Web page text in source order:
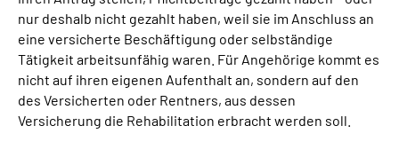
nur deshalb nicht gezahlt haben, weil sie im Anschluss an
eine versicherte Beschäftigung oder selbständige
Tätigkeit arbeitsunfähig waren. Für Angehörige kommt es
nicht auf ihren eigenen Aufenthalt an, sondern auf den
des Versicherten oder Rentners, aus dessen
Versicherung die Rehabilitation erbracht werden soll.